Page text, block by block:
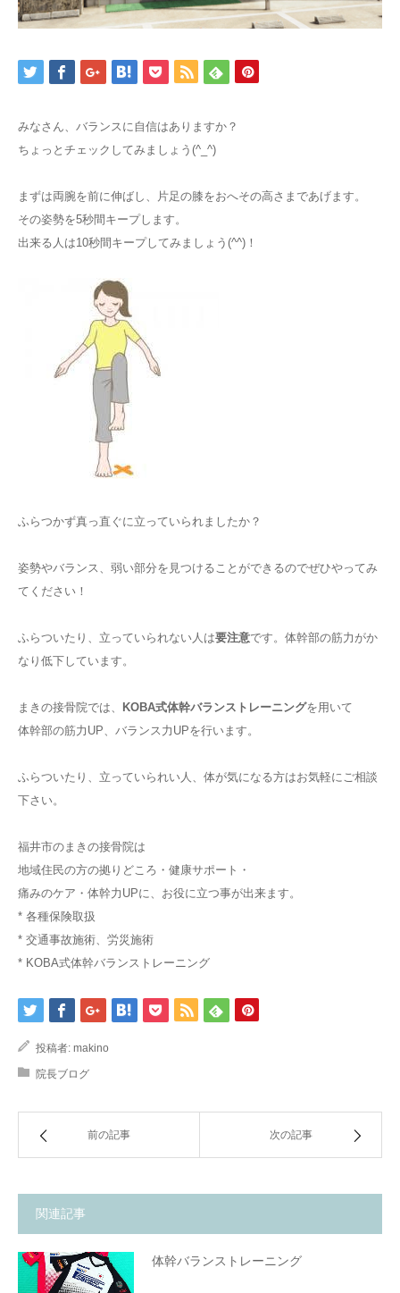
みなさん、バランスに自信はありますか？
ちょっとチェックしてみましょう(^_^)
まずは両腕を前に伸ばし、片足の膝をおへその高さまであげます。
その姿勢を5秒間キープします。
出来る人は10秒間キープしてみましょう(^^)！
ふらつかず真っ直ぐに立っていられましたか？
姿勢やバランス、弱い部分を見つけることができるのでぜひやってみ
てください！
ふらついたり、立っていられない人は要注意です。体幹部の筋力がか
なり低下しています。
まきの接骨院では、 KOBA式体幹バランストレーニングを用いて
体幹部の筋力UP、バランス力UPを行います。
ふらついたり、立っていられい人、体が気になる方はお気軽にご相談
下さい。
福井市のまきの接骨院は
地域住民の方の拠りどころ・健康サポート・
痛みのケア・体幹力UPに、お役に立つ事が出来ます。
* 各種保険取扱
* 交通事故施術、労災施術
* KOBA式体幹バランストレーニング
投稿者: makino
院長ブログ
前の記事 次の記事
関連記事
体幹バランストレーニング